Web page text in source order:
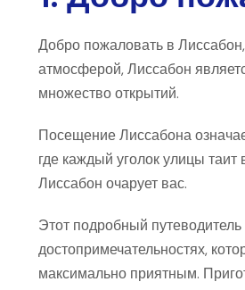
Добро пожаловать в
атмосферой, Лиссабон
множество открытий.
Посещение Лиссабона
где каждый уголок улицы
Лиссабон очарует вас.
Этот подробный
достопримечательностях,
максимально приятным.